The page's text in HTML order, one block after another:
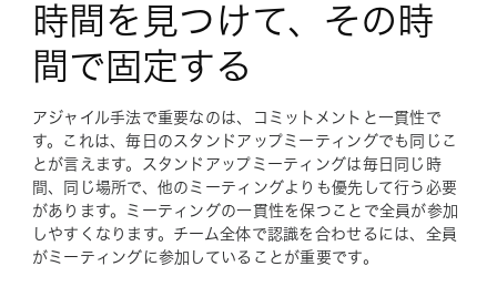
時間を見つけて、その時
間で固定する
アジャイル手法で重要なのは、コミットメントと一貫性で
す。これは、毎日のスタンドアップミーティングでも同じこ
とが言えます。スタンドアップミーティングは毎日同じ時
間、同じ場所で、他のミーティングよりも優先して行う必要
があります。ミーティングの一貫性を保つことで全員が参加
しやすくなります。チーム全体で認識を合わせるには、全員
がミーティングに参加していることが重要です。